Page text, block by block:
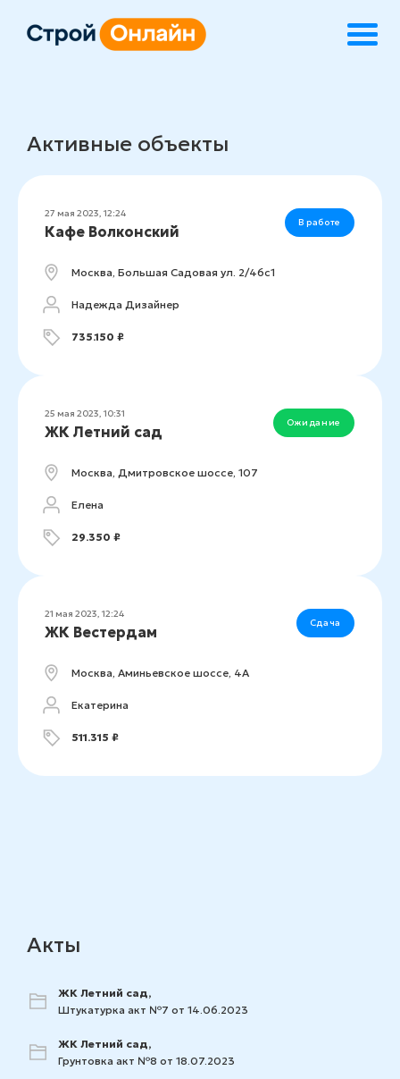
Активные объекты
27 мая 2023, 12:24
Кафе Волконский
В работе
Москва, Большая Садовая ул. 2/46с1
Надежда Дизайнер
735.150 ₽
25 мая 2023, 10:31
ЖК Летний сад
Ожидание
Москва, Дмитровское шоссе, 107
Елена
29.350 ₽
21 мая 2023, 12:24
ЖК Вестердам
Сдача
Москва, Аминьевское шоссе, 4А
Екатерина
511.315 ₽
Акты
ЖК Летний сад,
Штукатурка акт №7 от 14.06.2023
ЖК Летний сад,
Грунтовка акт №8 от 18.07.2023